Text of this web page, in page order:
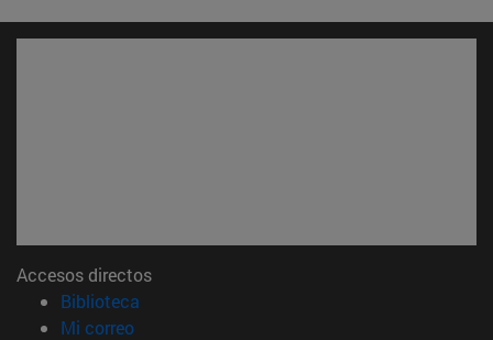
Accesos directos
Biblioteca
Mi correo(abre en nueva ventana)